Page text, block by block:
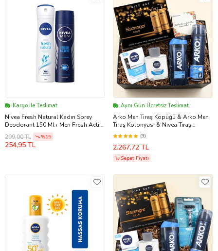
Kargo ile Teslimat
Nivea Fresh Natural Kadın Sprey
Deodorant 150 Ml+ Men Fresh Active
Erkek Sprey Deodorant 150 Ml
299,00 TL %15
254,95 TL
Aynı Gün Ücretsiz Teslimat
Arko Men Tıraş Köpüğü & Arko Men
Tıraş Kolonyası & Nıvea Tıraş
Sonrası Losyon & Slazenger Active
Sport Deodorant+Parfüm Seti Hediye
Seti
(3)
2.267,72 TL
Sepet Fiyatı